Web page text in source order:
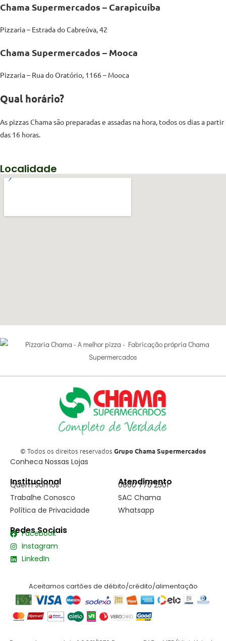
Chama Supermercados – Carapicuíba
Pizzaria – Estrada do Cabreúva, 42
Chama Supermercados – Mooca
Pizzaria – Rua do Oratório, 1166 – Mooca
Qual horário?
As pizzas Chama são preparadas e assadas na hora, todos os dias a partir
das 16 horas.
Localidade
© Todos os direitos reservados Grupo Chama Supermercados
Conheca Nossas Lojas
Institucional
Quem Somos
Trabalhe Conosco
Política de Privacidade
Atendimento
0800 770 2501
SAC Chama
Whatsapp
Redes Sociais
Facebook
Instagram
LinkedIn
Aceitamos cartões de débito/crédito/alimentação